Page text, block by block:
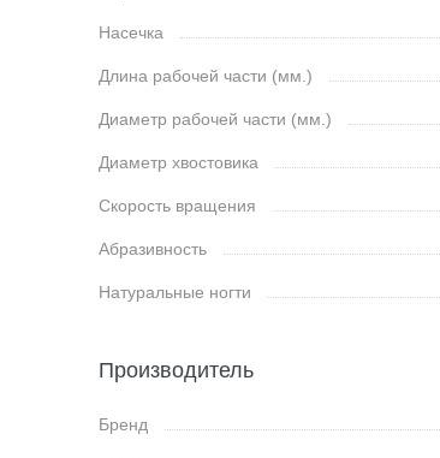
Насечка
Длина рабочей части (мм.)
Диаметр рабочей части (мм.)
Диаметр хвостовика
Скорость вращения
Абразивность
Натуральные ногти
Производитель
Бренд